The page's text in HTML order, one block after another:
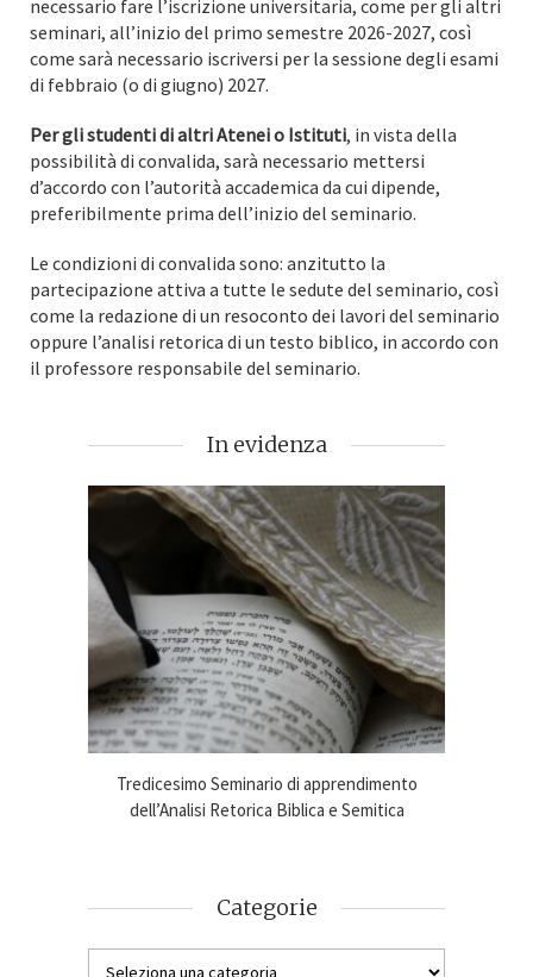
necessario fare l’iscrizione universitaria, come per gli altri
seminari, all’inizio del primo semestre 2026-2027, così
come sarà necessario iscriversi per la sessione degli esami
di febbraio (o di giugno) 2027.
Per gli studenti di altri Atenei o Istituti, in vista della
possibilità di convalida, sarà necessario mettersi
d’accordo con l’autorità accademica da cui dipende,
preferibilmente prima dell’inizio del seminario.
Le condizioni di convalida sono: anzitutto la
partecipazione attiva a tutte le sedute del seminario, così
come la redazione di un resoconto dei lavori del seminario
oppure l’analisi retorica di un testo biblico, in accordo con
il professore responsabile del seminario.
In evidenza
Tredicesimo Seminario di apprendimento
dell’Analisi Retorica Biblica e Semitica
Categorie